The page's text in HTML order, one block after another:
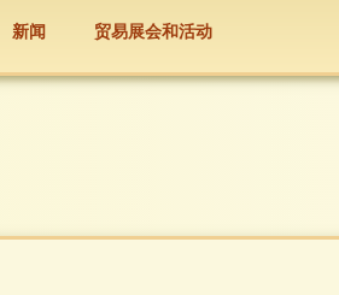
新闻 贸易展会和活动